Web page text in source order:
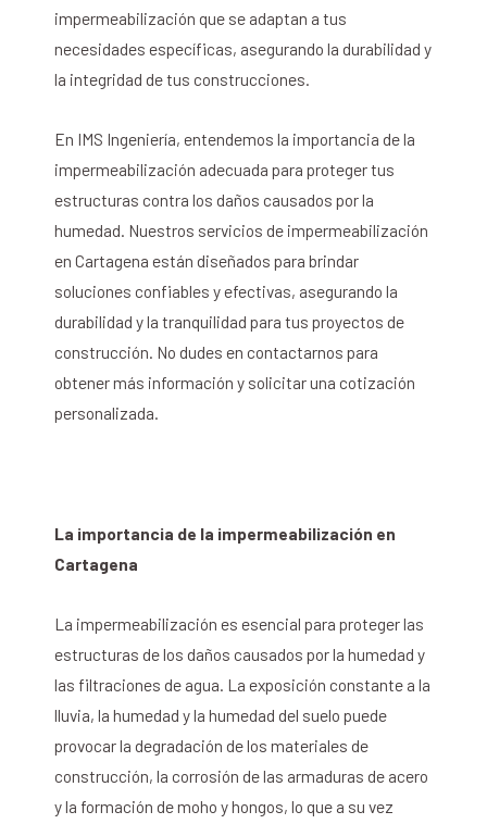
impermeabilización que se adaptan a tus
necesidades específicas, asegurando la durabilidad y
la integridad de tus construcciones.
En IMS Ingeniería, entendemos la importancia de la
impermeabilización adecuada para proteger tus
estructuras contra los daños causados por la
humedad. Nuestros servicios de impermeabilización
en Cartagena están diseñados para brindar
soluciones confiables y efectivas, asegurando la
durabilidad y la tranquilidad para tus proyectos de
construcción. No dudes en contactarnos para
obtener más información y solicitar una cotización
personalizada.
La importancia de la impermeabilización en
Cartagena
La impermeabilización es esencial para proteger las
estructuras de los daños causados por la humedad y
las filtraciones de agua. La exposición constante a la
lluvia, la humedad y la humedad del suelo puede
provocar la degradación de los materiales de
construcción, la corrosión de las armaduras de acero
y la formación de moho y hongos, lo que a su vez